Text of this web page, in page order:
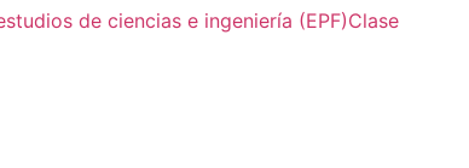
de ciencias e ingeniería (EPF)Clase